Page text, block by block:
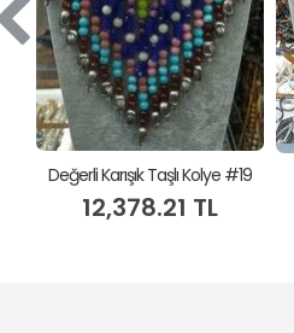
Değerli Karışık Taşlı Kolye #19
12,378.21 TL